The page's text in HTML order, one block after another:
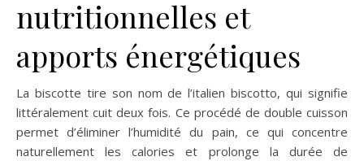
nutritionnelles et
apports énergétiques
La biscotte tire son nom de l’italien biscotto, qui signifie
littéralement cuit deux fois. Ce procédé de double cuisson
permet d’éliminer l’humidité du pain, ce qui concentre
naturellement les calories et prolonge la durée de